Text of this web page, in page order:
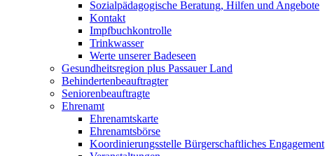
Sozialpädagogische Beratung, Hilfen und Angebote
Kontakt
Impfbuchkontrolle
Trinkwasser
Werte unserer Badeseen
Gesundheitsregion plus Passauer Land
Behindertenbeauftragter
Seniorenbeauftragte
Ehrenamt
Ehrenamtskarte
Ehrenamtsbörse
Koordinierungsstelle Bürgerschaftliches Engagement